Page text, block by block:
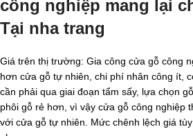
công nghiệp mang lại
Tại nha trang
Giá trên thị trường: Gia công cửa gỗ công
hơn cửa gỗ tự nhiên, chi phí nhân công ít,
cần phải qua giai đoạn tẩm sấy, lựa chọn
phôi gỗ rẻ hơn, vì vậy cửa gỗ công nghiệp
với cửa gỗ tự nhiên. Mức chênh lệch giá